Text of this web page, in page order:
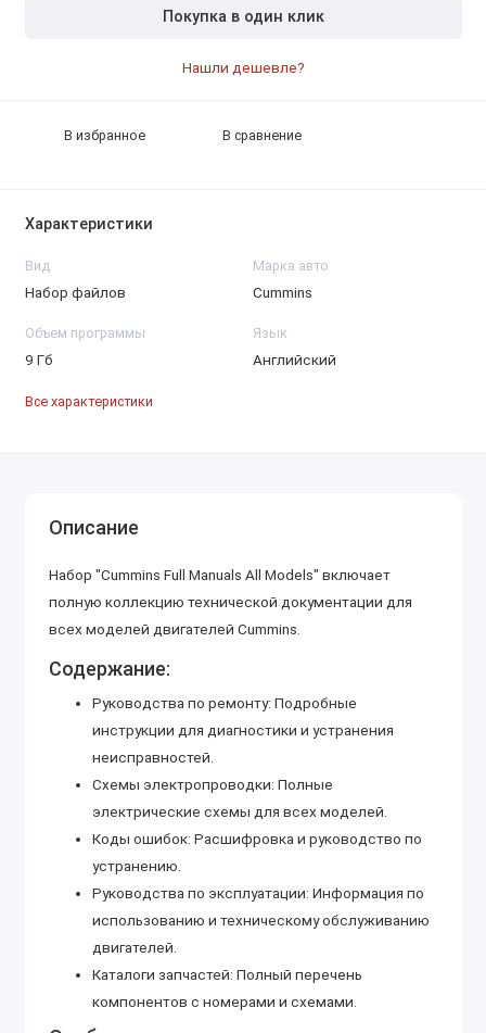
Покупка в один клик
Нашли дешевле?
В избранное В сравнение
Характеристики
Вид
Набор файлов
Марка авто
Cummins
Объем программы
9 Гб
Язык
Английский
Все характеристики
Описание
Набор "Cummins Full Manuals All Models" включает
полную коллекцию технической документации для
всех моделей двигателей Cummins.
Содержание:
Руководства по ремонту: Подробные
инструкции для диагностики и устранения
неисправностей.
Схемы электропроводки: Полные
электрические схемы для всех моделей.
Коды ошибок: Расшифровка и руководство по
устранению.
Руководства по эксплуатации: Информация по
использованию и техническому обслуживанию
двигателей.
Каталоги запчастей: Полный перечень
компонентов с номерами и схемами.